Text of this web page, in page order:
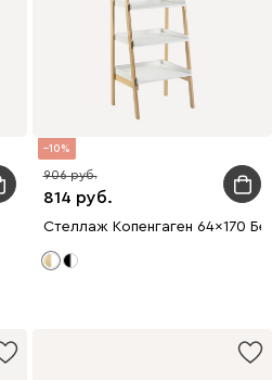
10
814
906
Стеллаж Копенгаген 64x170